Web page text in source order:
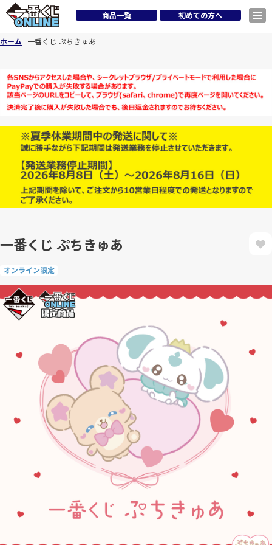
商品一覧 初めての方へ
ホーム 一番くじ ぷちきゅあ
一番くじ ぷちきゅあ